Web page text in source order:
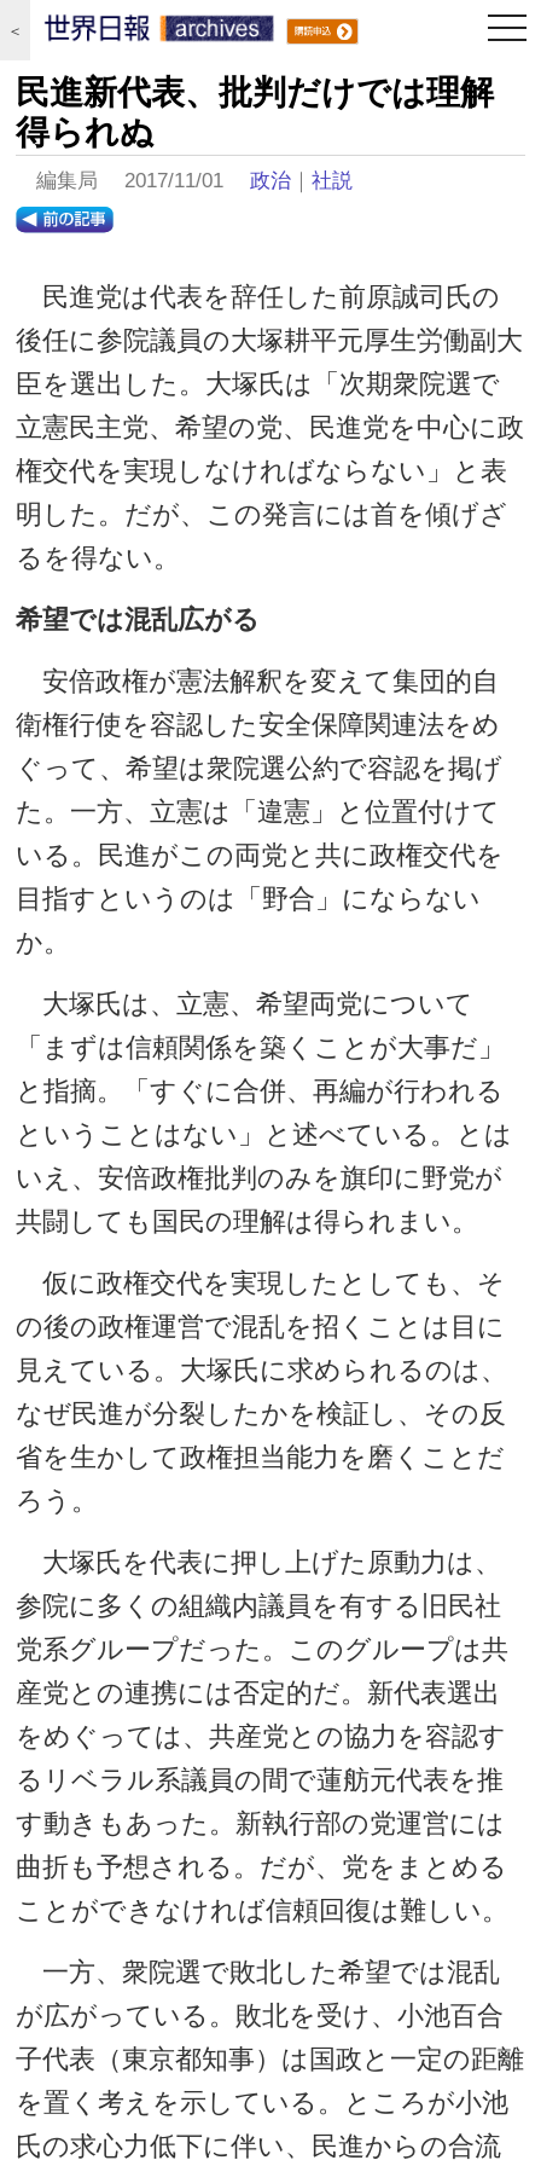
＜
民進新代表、批判だけでは理解
得られぬ
編集局 2017/11/01政治 ｜社説
民進党は代表を辞任した前原誠司氏の
後任に参院議員の大塚耕平元厚生労働副大
臣を選出した。大塚氏は「次期衆院選で
立憲民主党、希望の党、民進党を中心に政
権交代を実現しなければならない」と表
明した。だが、この発言には首を傾げざ
るを得ない。
希望では混乱広がる
安倍政権が憲法解釈を変えて集団的自
衛権行使を容認した安全保障関連法をめ
ぐって、希望は衆院選公約で容認を掲げ
た。一方、立憲は「違憲」と位置付けて
いる。民進がこの両党と共に政権交代を
目指すというのは「野合」にならない
か。
大塚氏は、立憲、希望両党について
「まずは信頼関係を築くことが大事だ」
と指摘。「すぐに合併、再編が行われる
ということはない」と述べている。とは
いえ、安倍政権批判のみを旗印に野党が
共闘しても国民の理解は得られまい。
仮に政権交代を実現したとしても、そ
の後の政権運営で混乱を招くことは目に
見えている。大塚氏に求められるのは、
なぜ民進が分裂したかを検証し、その反
省を生かして政権担当能力を磨くことだ
ろう。
大塚氏を代表に押し上げた原動力は、
参院に多くの組織内議員を有する旧民社
党系グループだった。このグループは共
産党との連携には否定的だ。新代表選出
をめぐっては、共産党との協力を容認す
るリベラル系議員の間で蓮舫元代表を推
す動きもあった。新執行部の党運営には
曲折も予想される。だが、党をまとめる
ことができなければ信頼回復は難しい。
一方、衆院選で敗北した希望では混乱
が広がっている。敗北を受け、小池百合
子代表（東京都知事）は国政と一定の距離
を置く考えを示している。ところが小池
氏の求心力低下に伴い、民進からの合流